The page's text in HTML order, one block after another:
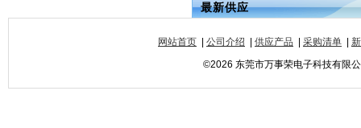
最新供应
网站首页 公司介绍 供应产品 采购清单
©2026 东莞市万事荣电子科技有限